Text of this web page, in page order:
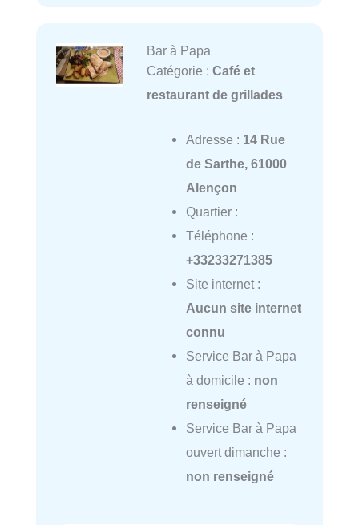
Bar à Papa
Catégorie : Café et
restaurant de grillades
Adresse : 14 Rue
de Sarthe, 61000
Alençon
Quartier :
Téléphone :
+33233271385
Site internet :
Aucun site internet
connu
Service Bar à Papa
à domicile : non
renseigné
Service Bar à Papa
ouvert dimanche :
non renseigné